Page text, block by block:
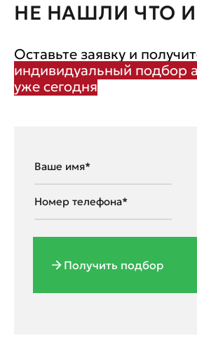
НЕ НАШЛИ ЧТО
Оставьте заявку и
индивидуальный подбор
уже сегодня
Получить подбор